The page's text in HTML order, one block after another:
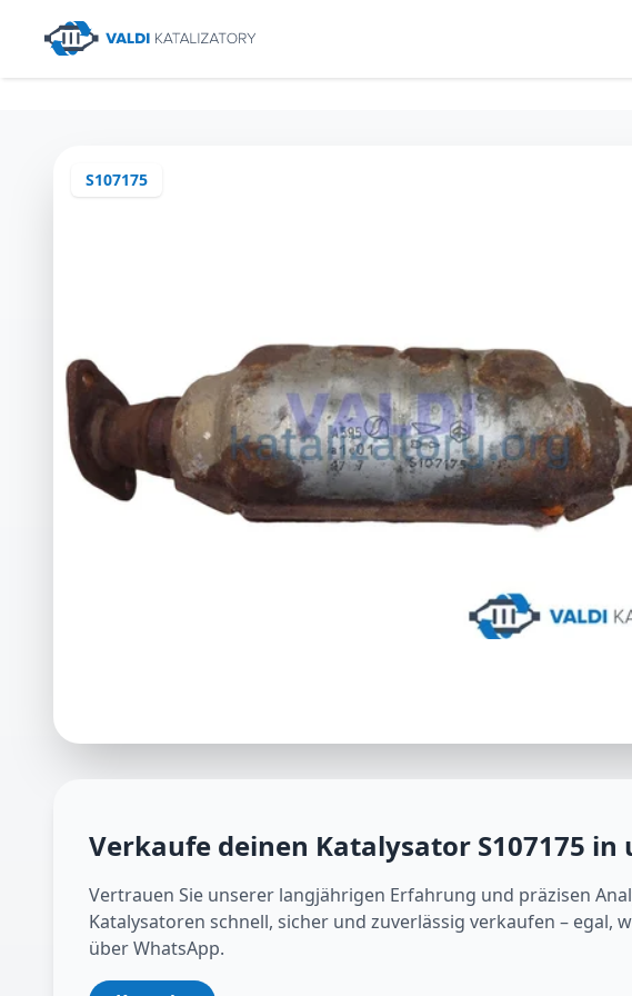
S107175
Verkaufe deinen Katalysator S107175 in
Vertrauen Sie unserer langjährigen Erfahrung und präzisen
Katalysatoren schnell, sicher und zuverlässig verkaufen – egal,
über WhatsApp.